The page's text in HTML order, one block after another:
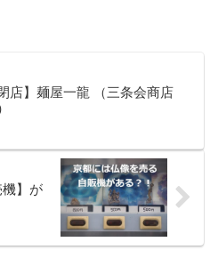
閉店】麺屋一龍 （三条会商店
】が